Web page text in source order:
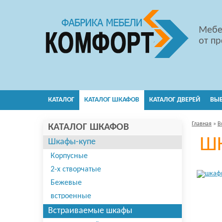
от
КАТАЛОГ КАТАЛОГ ШКАФОВ КАТАЛОГ ДВЕРЕЙ
КАТАЛОГ ШКАФОВ
Шкафы-купе
Корпусные
2-х створчатые
Бежевые
встроенные
в классическом стиле
Встраиваемые шкафы
Главная »